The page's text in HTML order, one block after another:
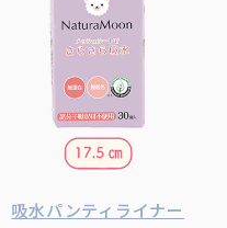
吸水パンティライナー